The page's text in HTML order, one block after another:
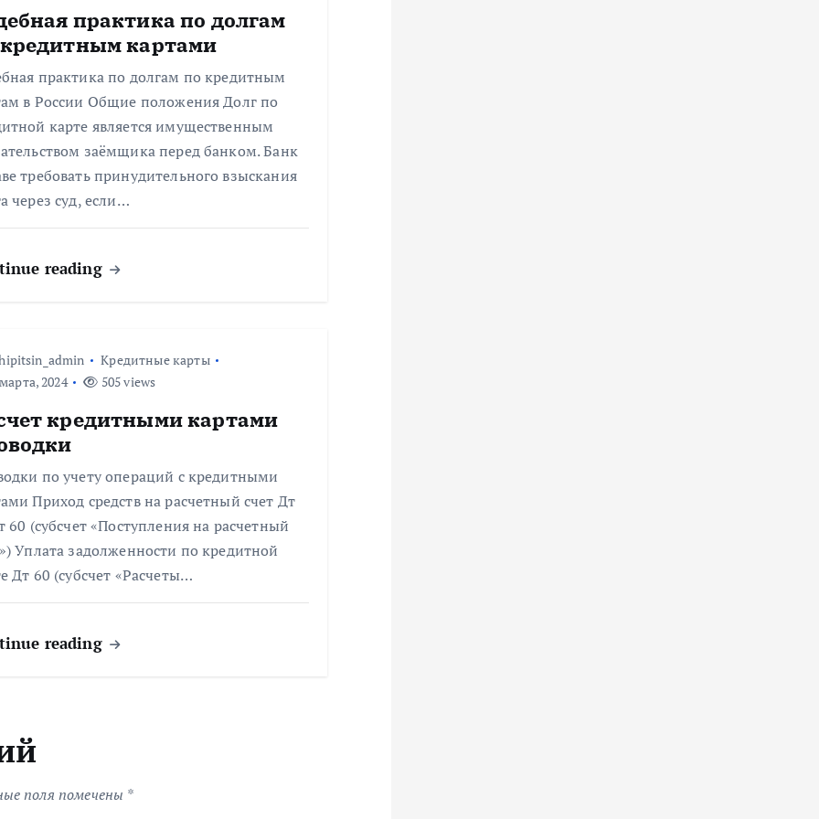
практика по долгам
картами
практика по долгам по кредитным
в России Общие положения Долг по
карте является имущественным
заёмщика перед банком. Банк
требовать принудительного взыскания
через суд, если…
reading
Кредитные карты
2024
505 views
кредитными картами
по учету операций с кредитными
Приход средств на расчетный счет Дт
60 (субсчет «Поступления на расчетный
Уплата задолженности по кредитной
Дт 60 (субсчет «Расчеты…
reading
поля помечены *